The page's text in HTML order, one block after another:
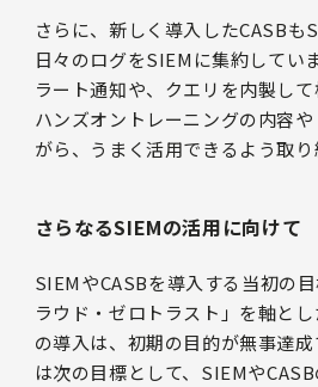
さらに、新しく導入したCASBも
日々のログをSIEMに集約してい
ラート通知や、クエリを内製して
ハンズオントレーニングの内容
がら、うまく活用できるよう取り
さらなるSIEMの活用に向けて
SIEMやCASBを導入する当初の
ラウド・ゼロトラスト」を軸と
の導入は、初期の目的が無事達
は次の目標として、SIEMや